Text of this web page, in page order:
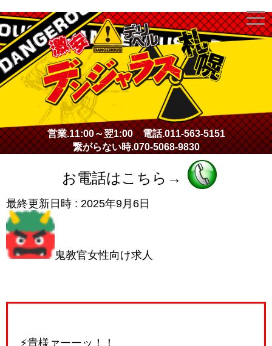
激安デリヘル・デンジャラス札幌
営業.11:00～翌1:00電話.011-563-5151
繋がらない時.070-5068-9830
お電話はこちら→
最終更新日時 : 2025年9月6日
鬼教官女性向け求人
⚡️貴様ァーーッ！！